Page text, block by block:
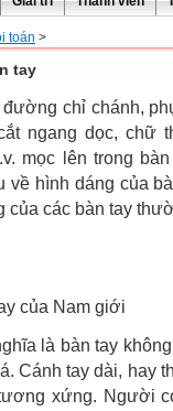
toán >
tay
chỉ chánh,
ngang dọc, chữ
mọc lên trong
về hình dáng của
của các bàn tay
của Nam giới
là bàn tay
Cánh tay dài, hay
xứng. Người